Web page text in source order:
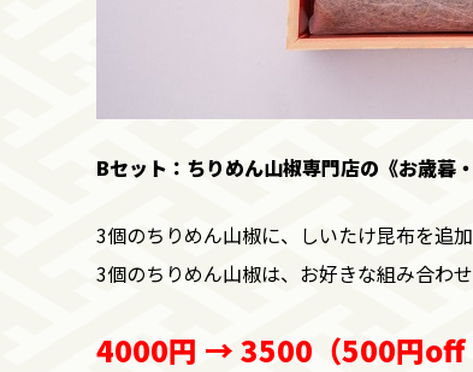
Bセット：ちりめん山椒専門店の 《お歳暮
3個のちりめん山椒に、しいたけ昆布を追
3個のちりめん山椒は、お好きな組み合わ
4000円 → 3500（500円off